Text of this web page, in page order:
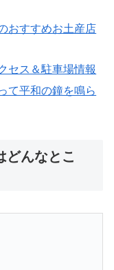
おすすめお土産店
セス＆駐車場情報
て平和の鐘を鳴ら
どんなとこ